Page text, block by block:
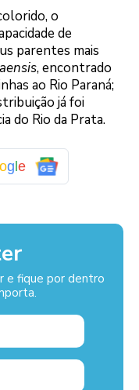
o
de
parentes mais
, encontrado
ao Rio Paraná;
já foi
do Rio da Prata.
g e
e fique por dentro